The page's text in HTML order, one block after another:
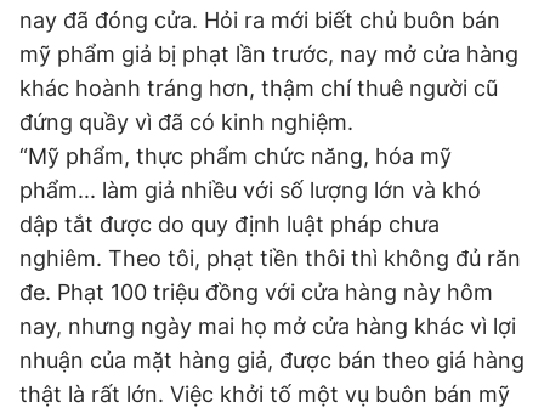
nay đã đóng cửa. Hỏi ra mới biết chủ buôn bán
mỹ phẩm giả bị phạt lần trước, nay mở cửa hàng
khác hoành tráng hơn, thậm chí thuê người cũ
đứng quầy vì đã có kinh nghiệm.
“Mỹ phẩm, thực phẩm chức năng, hóa mỹ
phẩm... làm giả nhiều với số lượng lớn và khó
dập tắt được do quy định luật pháp chưa
nghiêm. Theo tôi, phạt tiền thôi thì không đủ răn
đe. Phạt 100 triệu đồng với cửa hàng này hôm
nay, nhưng ngày mai họ mở cửa hàng khác vì lợi
nhuận của mặt hàng giả, được bán theo giá hàng
thật là rất lớn. Việc khởi tố một vụ buôn bán mỹ